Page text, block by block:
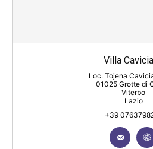
Villa
Loc. Tojena
01025 Grotte di
Viterbo
Lazio
+39